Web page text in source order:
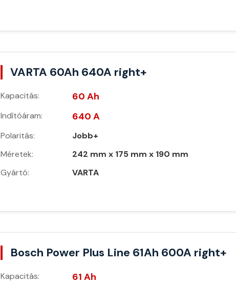
VARTA 60Ah 640A right+
Kapacitás: 60 Ah
Indítóáram: 640 A
Polaritás:
Jobb+
Méretek:
242 mm x 175 mm x 190 mm
Gyártó:
VARTA
Bosch Power Plus Line 61Ah 600A right+
Kapacitás: 61 Ah